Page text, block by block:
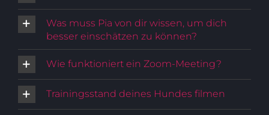
Was muss Pia von dir wissen, um dich
besser einschätzen zu können?
Wie funktioniert ein Zoom-Meeting?
Trainingsstand deines Hundes filmen